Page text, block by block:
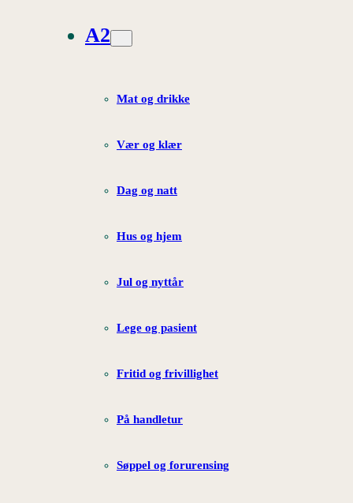
A2
Mat og drikke
Vær og klær
Dag og natt
Hus og hjem
Jul og nyttår
Lege og pasient
Fritid og frivillighet
På handletur
Søppel og forurensing